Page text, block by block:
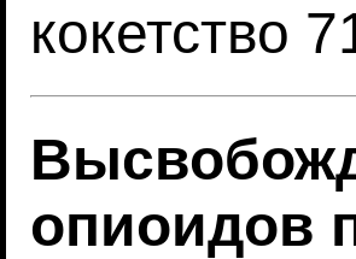
кокетство
опиоидов